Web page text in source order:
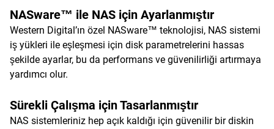
NASware™ ile NAS için Ayarlanmıştır
Western Digital’ın özel NASware™ teknolojisi, NAS sistemi
iş yükleri ile eşleşmesi için disk parametrelerini hassas
şekilde ayarlar, bu da performans ve güvenilirliği artırmaya
yardımcı olur.
Sürekli Çalışma için Tasarlanmıştır
NAS sistemleriniz hep açık kaldığı için güvenilir bir diskin